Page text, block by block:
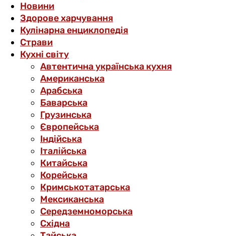
Новини
Здорове харчування
Кулінарна енциклопедія
Страви
Кухні світу
Автентична українська кухня
Американська
Арабська
Баварська
Грузинська
Європейська
Індійська
Італійська
Китайська
Корейська
Кримськотатарська
Мексиканська
Середземноморська
Східна